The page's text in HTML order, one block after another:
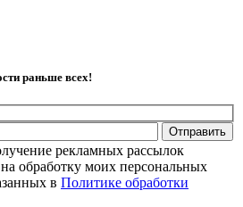
раньше всех!
Отправить
рекламных рассылок
обработку моих персональных
в Политике обработки